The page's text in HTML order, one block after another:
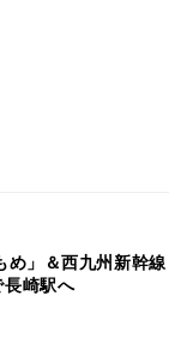
め」＆西九州新幹線
長崎駅へ